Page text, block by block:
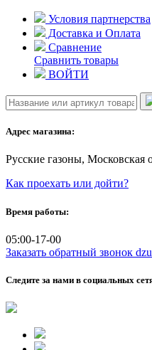
Skip
content
Условия партнерства
Доставка и Оплата
Сравнение
Сравнить товары
ВОЙТИ
Адрес магазина:
Русские газоны, Московская
Как проехать или дойти?
Время работы:
05:00-17-00
Заказать обратный звонок
Следите за нами в социальных